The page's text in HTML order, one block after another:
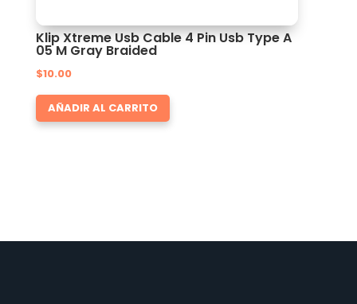
Klip Xtreme Usb Cable 4 Pin Usb Type A
05 M Gray Braided
$10.00
AÑADIR AL CARRITO